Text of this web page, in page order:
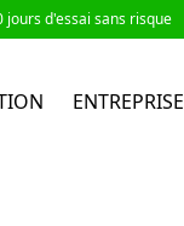
jours d'essai sans risque
ENTREPRISE